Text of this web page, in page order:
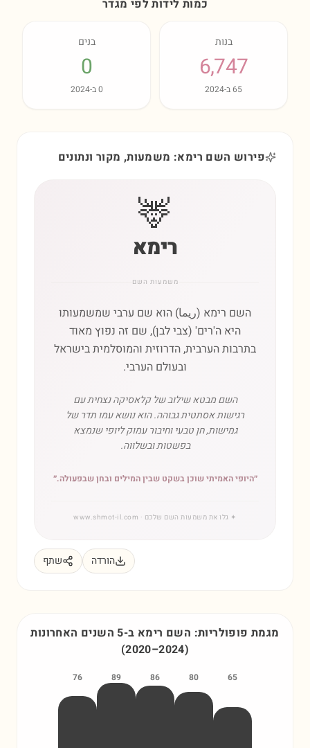
כמות לידות לפי מגדר
בנות
6,747
65ב-2024
בנים
0
0ב-2024
פירוש השם רימא: משמעות, מקור ונתונים
🦌
רימא
משמעות השם
השם רימא (ريما) הוא שם ערבי שמשמעותו
היא ה'רים' (צבי לבן), שם זה נפוץ מאוד
בתרבות הערבית, הדרוזית והמוסלמית בישראל
ובעולם הערבי.
השם מבטא שילוב של קלאסיקה נצחית עם
רגישות אסתטית גבוהה. הוא נושא עמו תדר של
גמישות, חן טבעי וחיבור עמוק ליופי שנמצא
בפשטות ובשלווה.
״היופי האמיתי שוכן בשקט שבין המילים ובחן שבפעולה.״
✦ גלו את משמעות השם שלכם · www.shmot-il.com
הורדה שתף
מגמת פופולריות: השם רימא ב-5 השנים האחרונות
(2020–2024)
65
80
86
89
76